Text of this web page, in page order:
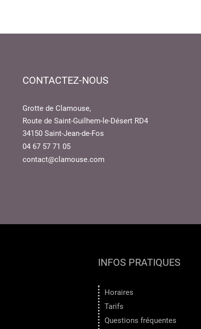
CONTACTEZ-NOUS
Grotte de Clamouse,
Route de Saint-Guilhem-le-Désert RD4
34150 Saint-Jean-de-Fos
04 67 57 71 05
contact@clamouse.com
INFOS PRATIQUES
Horaires
Tarifs
Questions fréquentes